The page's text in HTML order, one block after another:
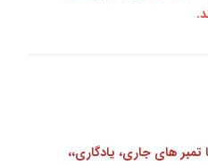
های جاری، یادگاری،،